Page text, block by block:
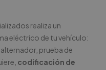
realiza un
eléctrico de tu vehículo:
prueba de
codificación de